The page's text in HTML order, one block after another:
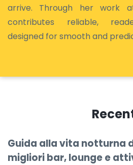
arrive. Through her work
contributes reliable,
designed for smooth and
Guida alla vita notturna
migliori bar, lounge e